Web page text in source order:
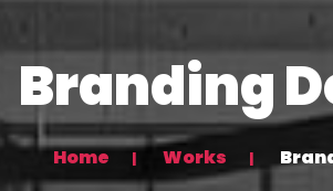
Branding
Home Works